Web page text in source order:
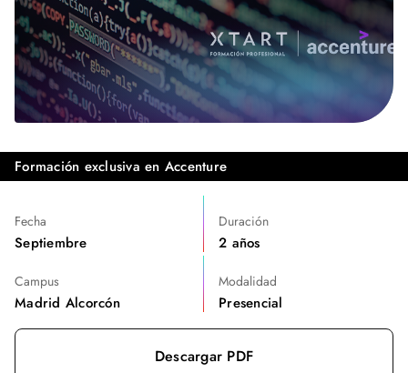
Formación exclusiva en Accenture
Fecha
Septiembre
Duración
2 años
Campus
Madrid Alcorcón
Modalidad
Presencial
Descargar PDF